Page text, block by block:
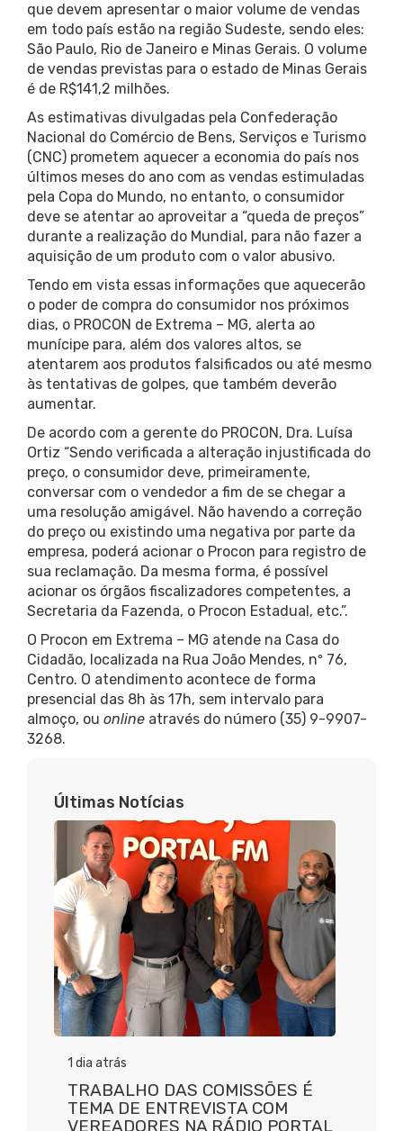
que devem apresentar o maior volume de vendas
em todo país estão na região Sudeste, sendo eles:
São Paulo, Rio de Janeiro e Minas Gerais. O volume
de vendas previstas para o estado de Minas Gerais
é de R$141,2 milhões.
As estimativas divulgadas pela Confederação
Nacional do Comércio de Bens, Serviços e Turismo
(CNC) prometem aquecer a economia do país nos
últimos meses do ano com as vendas estimuladas
pela Copa do Mundo, no entanto, o consumidor
deve se atentar ao aproveitar a “queda de preços”
durante a realização do Mundial, para não fazer a
aquisição de um produto com o valor abusivo.
Tendo em vista essas informações que aquecerão
o poder de compra do consumidor nos próximos
dias, o PROCON de Extrema – MG, alerta ao
munícipe para, além dos valores altos, se
atentarem aos produtos falsificados ou até mesmo
às tentativas de golpes, que também deverão
aumentar.
De acordo com a gerente do PROCON, Dra. Luísa
Ortiz “Sendo verificada a alteração injustificada do
preço, o consumidor deve, primeiramente,
conversar com o vendedor a fim de se chegar a
uma resolução amigável. Não havendo a correção
do preço ou existindo uma negativa por parte da
empresa, poderá acionar o Procon para registro de
sua reclamação. Da mesma forma, é possível
acionar os órgãos fiscalizadores competentes, a
Secretaria da Fazenda, o Procon Estadual, etc.”.
O Procon em Extrema – MG atende na Casa do
Cidadão, localizada na Rua João Mendes, nº 76,
Centro. O atendimento acontece de forma
presencial das 8h às 17h, sem intervalo para
almoço, ou online através do número (35) 9-9907-
3268.
Últimas Notícias
1 dia atrás
TRABALHO DAS COMISSÕES É
TEMA DE ENTREVISTA COM
VEREADORES NA RÁDIO PORTAL